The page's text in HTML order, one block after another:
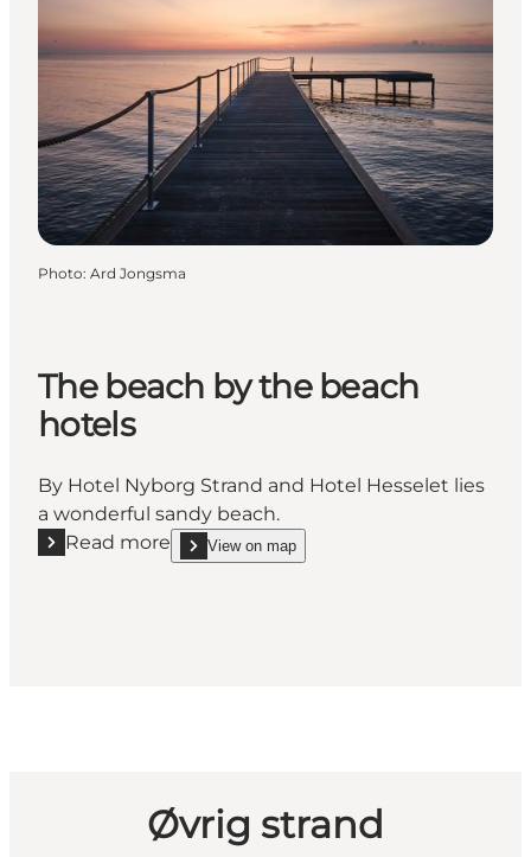
Photo: Ard Jongsma
The beach by the beach
hotels
By Hotel Nyborg Strand and Hotel Hesselet lies
a wonderful sandy beach.
Read more
Read more "The beach by the beach hotels"
View on map
show The beach by the beach hotels on_map
Øvrig strand